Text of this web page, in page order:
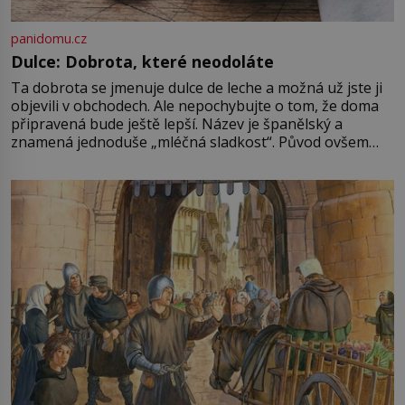
panidomu.cz
Dulce: Dobrota, které neodoláte
Ta dobrota se jmenuje dulce de leche a možná už jste ji
objevili v obchodech. Ale nepochybujte o tom, že doma
připravená bude ještě lepší. Název je španělský a
znamená jednoduše „mléčná sladkost“. Původ ovšem
pře hned několik latinskoamerických zemí a k tomu
Francie, kde se traduje,